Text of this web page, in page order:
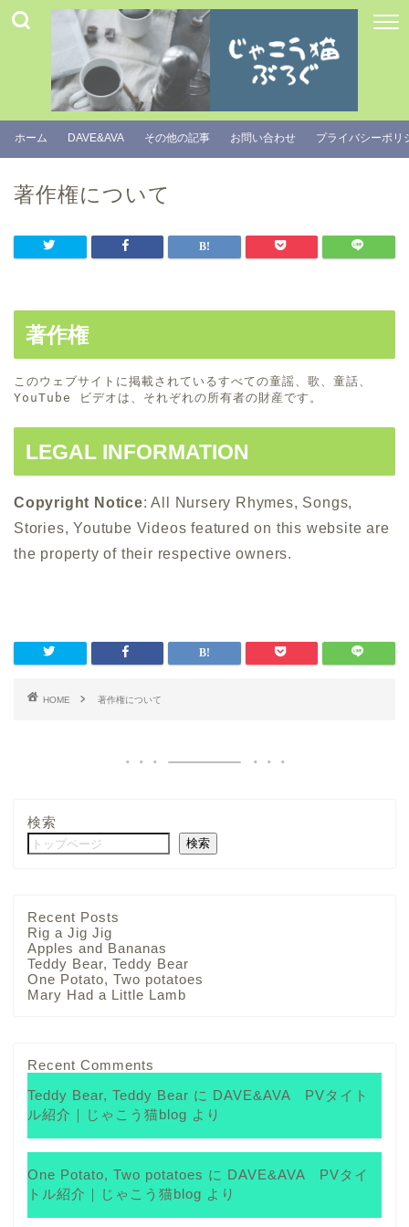
ホーム DAVE&AVA その他の記事 お問い合わせ プライバシーポリ
著作権について
著作権
このウェブサイトに掲載されているすべての童謡、歌、童話、
YouTube ビデオは、それぞれの所有者の財産です。
LEGAL INFORMATION
Copyright Notice: All Nursery Rhymes, Songs,
Stories, Youtube Videos featured on this website are
the property of their respective owners.
HOME 著作権について
検索
検索
Recent Posts
Rig a Jig Jig
Apples and Bananas
Teddy Bear, Teddy Bear
One Potato, Two potatoes
Mary Had a Little Lamb
Recent Comments
Teddy Bear, Teddy Bear に DAVE&AVA PVタイト
ル紹介｜じゃこう猫blog より
One Potato, Two potatoes に DAVE&AVA PVタイ
トル紹介｜じゃこう猫blog より